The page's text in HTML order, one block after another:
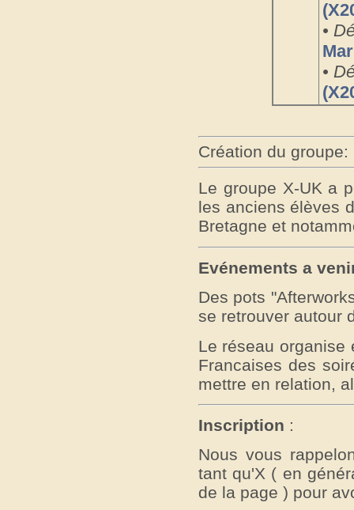
•
•
Création du groupe:
Le groupe X-UK a
les anciens élèves
Bretagne et
Evénements a
Des pots
se retrouver autour
Le réseau organise
Francaises des
mettre en relation,
Inscription :
Nous vous
tant qu'X ( en
de la page ) pour